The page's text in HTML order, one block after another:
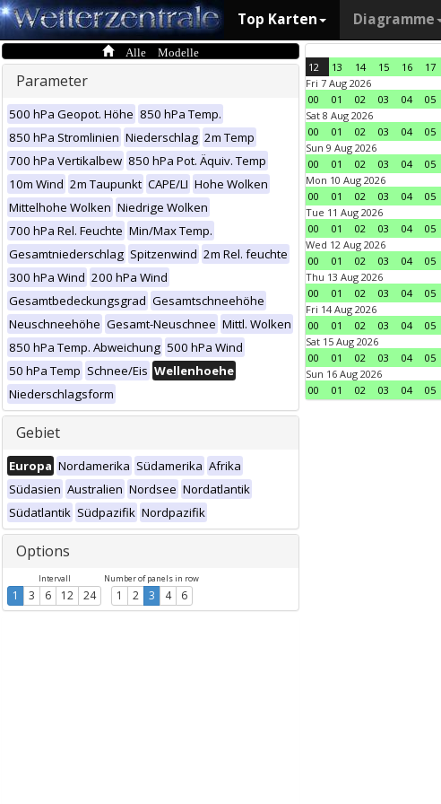
Top Karten Diagramme
Alle Modelle
Parameter
500 hPa Geopot. Höhe 850 hPa Temp.
850 hPa Stromlinien Niederschlag 2m Temp
700 hPa Vertikalbew 850 hPa Pot. Äquiv. Temp
10m Wind 2m Taupunkt CAPE/LI Hohe Wolken
Mittelhohe Wolken Niedrige Wolken
700 hPa Rel. Feuchte Min/Max Temp.
Gesamtniederschlag Spitzenwind 2m Rel. feuchte
300 hPa Wind 200 hPa Wind
Gesamtbedeckungsgrad Gesamtschneehöhe
Neuschneehöhe Gesamt-Neuschnee Mittl. Wolken
850 hPa Temp. Abweichung 500 hPa Wind
50 hPa Temp Schnee/Eis Wellenhoehe
Niederschlagsform
Gebiet
Europa Nordamerika Südamerika Afrika
Südasien Australien Nordsee Nordatlantik
Südatlantik Südpazifik Nordpazifik
Options
Intervall
1 3 6 12 24
Number of panels in row
1 2 3 4 6
12 13 14 15 16 17
Fri 7 Aug 2026
00
01 02 03 04 05
Sat 8 Aug 2026
00
01 02 03 04 05
Sun 9 Aug 2026
00
01 02 03 04 05
Mon 10 Aug 2026
00
01 02 03 04 05
Tue 11 Aug 2026
00
01 02 03 04 05
Wed 12 Aug 2026
00
01 02 03 04 05
Thu 13 Aug 2026
00
01 02 03 04 05
Fri 14 Aug 2026
00
01 02 03 04 05
Sat 15 Aug 2026
00
01 02 03 04 05
Sun 16 Aug 2026
00
01 02 03 04 05